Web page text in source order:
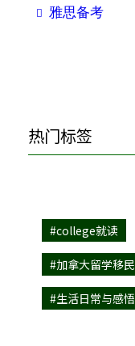
雅思备考
热门标签
#college就读
#加拿大留学移民
#生活日常与感悟